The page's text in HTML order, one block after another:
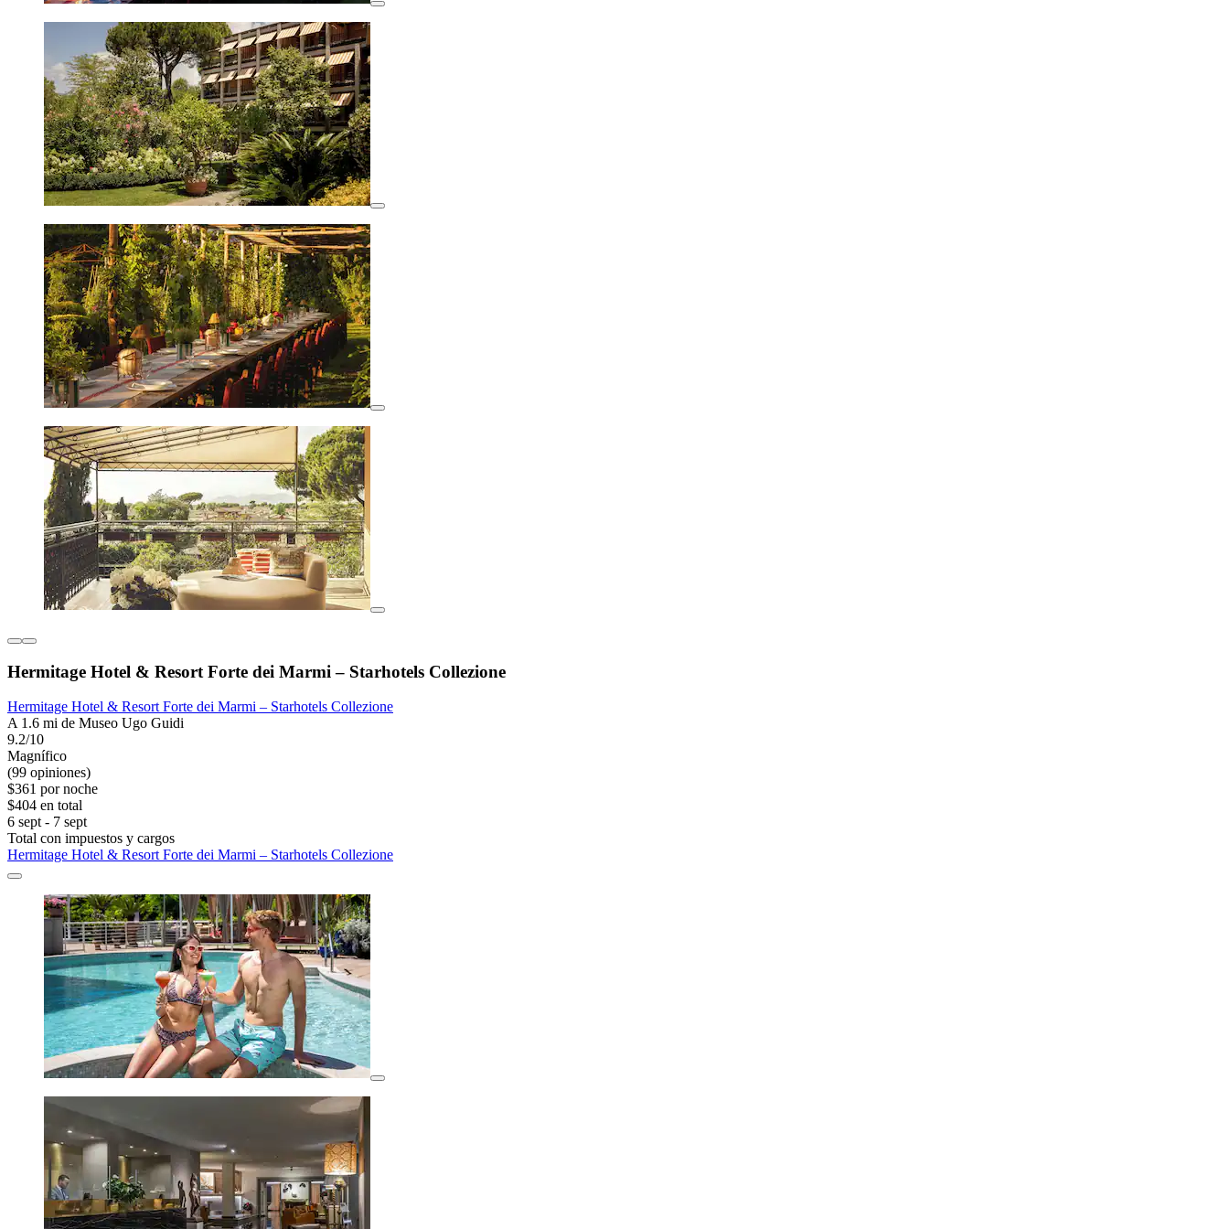
Hermitage Hotel & Resort Forte dei Marmi – Starhotels Collezione
Hermitage Hotel & Resort Forte dei Marmi – Starhotels Collezione
A 1.6 mi de Museo Ugo Guidi
9.2/10
Magnífico
(99 opiniones)
$361 por noche
$404 en total
6 sept - 7 sept
Total con impuestos y cargos
Hermitage Hotel & Resort Forte dei Marmi – Starhotels Collezione